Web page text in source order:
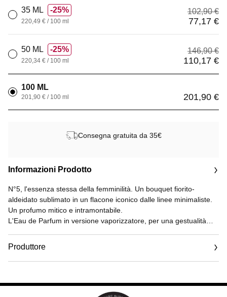
35 ML 25% 102,90 €
77,17 €
220,49 € / 100 ml
50 ML 25% 146,90 €
110,17 €
220,34 € / 100 ml
100 ML
201,90 €
201,90 € / 100 ml
Consegna gratuita da 35€
Informazioni Prodotto
N°5, l'essenza stessa della femminilità. Un bouquet fiorito-
aldeidato sublimato in un flacone iconico dalle linee minimaliste.
Un profumo mitico e intramontabile.
L'Eau de Parfum in versione vaporizzatore, per una gestualità
Per ravvivare le note della fragranza durante tutta la giornata, il
Un rituale completo per il bagno e il corpo permette di sublimare
Produttore